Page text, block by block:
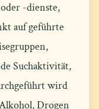
-dienste,
auf geführte
Suchaktivität,
wird
Drogen